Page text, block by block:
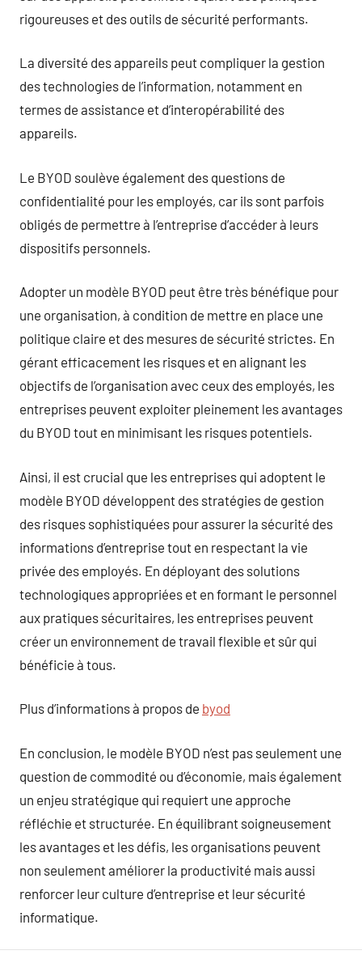
rigoureuses et des outils de sécurité performants.
La diversité des appareils peut compliquer la gestion
des technologies de l’information, notamment en
termes de assistance et d’interopérabilité des
appareils.
Le BYOD soulève également des questions de
confidentialité pour les employés, car ils sont parfois
obligés de permettre à l’entreprise d’accéder à leurs
dispositifs personnels.
Adopter un modèle BYOD peut être très bénéfique pour
une organisation, à condition de mettre en place une
politique claire et des mesures de sécurité strictes. En
gérant efficacement les risques et en alignant les
objectifs de l’organisation avec ceux des employés, les
entreprises peuvent exploiter pleinement les avantages
du BYOD tout en minimisant les risques potentiels.
Ainsi, il est crucial que les entreprises qui adoptent le
modèle BYOD développent des stratégies de gestion
des risques sophistiquées pour assurer la sécurité des
informations d’entreprise tout en respectant la vie
privée des employés. En déployant des solutions
technologiques appropriées et en formant le personnel
aux pratiques sécuritaires, les entreprises peuvent
créer un environnement de travail flexible et sûr qui
bénéficie à tous.
Plus d’informations à propos de byod
En conclusion, le modèle BYOD n’est pas seulement une
question de commodité ou d’économie, mais également
un enjeu stratégique qui requiert une approche
réfléchie et structurée. En équilibrant soigneusement
les avantages et les défis, les organisations peuvent
non seulement améliorer la productivité mais aussi
renforcer leur culture d’entreprise et leur sécurité
informatique.